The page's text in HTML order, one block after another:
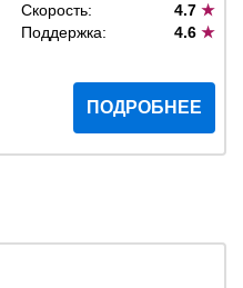
Скорость: 4.7 ★
Поддержка: 4.6 ★
ПОДРОБНЕЕ